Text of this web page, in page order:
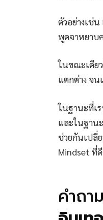
ตัวอย่างเช่
พูดจาหยาบ
ในขณะเดีย
แตกต่าง จน
ในฐานะที่เ
และในฐาน
ช่วยกันเปลี่
Mindset ที่
คำถา